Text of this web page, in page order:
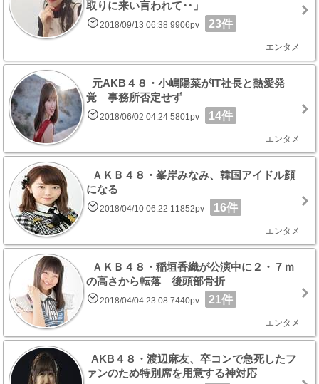
取りに来い言われて‥」
2018/09/13 06:38 9906pv 23件
エンタメ
元AKB４８・小嶋陽菜がIT社長と熱愛発
覚 事務所否定せず
2018/06/02 04:24 5801pv 14件
エンタメ
ＡＫＢ４８・峯岸みなみ、韓国アイドル顔
になる
2018/04/10 06:22 11852pv 16件
エンタメ
ＡＫＢ４８・稲垣香織が公演中に２・７ｍ
の高さから転落 後頭部骨折
2018/04/04 23:08 7440pv 21件
エンタメ
AKB４８・渡辺麻友、卒コンで急死したフ
ァンのため特別席を用意する神対応